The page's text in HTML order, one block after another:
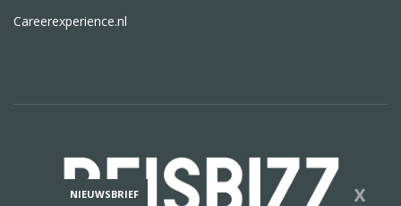
Careerexperience.nl
NIEUWSBRIEF X